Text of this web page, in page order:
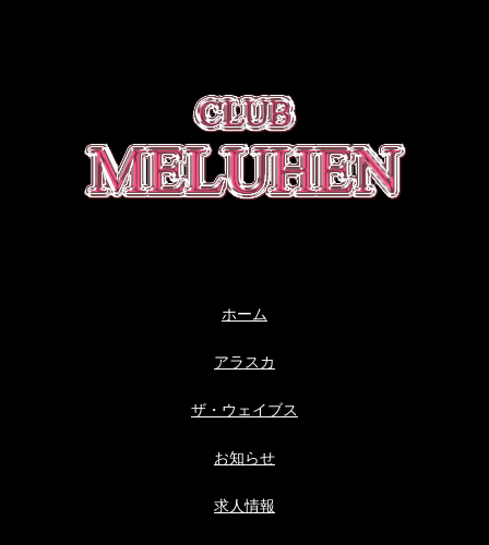
ホーム
アラスカ
ザ・ウェイブス
お知らせ
求人情報